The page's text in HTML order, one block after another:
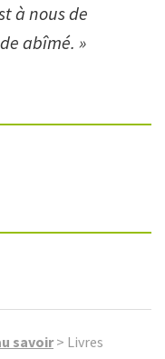
à nous de
abîmé. »
savoir> Livres